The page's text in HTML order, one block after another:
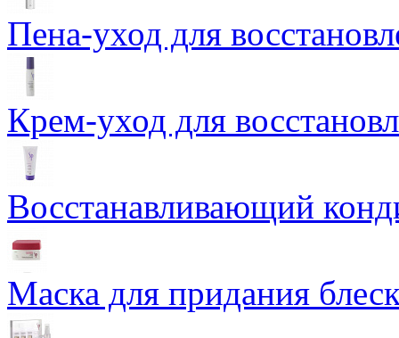
Пена-уход для
Крем-уход для
Восстанавливающий
Маска для придания